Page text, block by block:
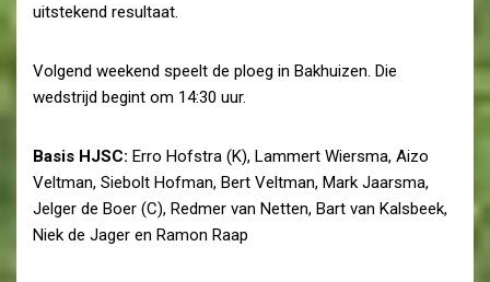
uitstekend resultaat.
Volgend weekend speelt de ploeg in Bakhuizen. Die
wedstrijd begint om 14:30 uur.
Basis HJSC: Erro Hofstra (K), Lammert Wiersma, Aizo
Veltman, Siebolt Hofman, Bert Veltman, Mark Jaarsma,
Jelger de Boer (C), Redmer van Netten, Bart van Kalsbeek,
Niek de Jager en Ramon Raap